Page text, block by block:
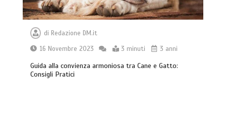
di Redazione DM.it
16 Novembre 2023
3 minuti 3 anni
Guida alla convienza armoniosa tra Cane e Gatto:
Consigli Pratici